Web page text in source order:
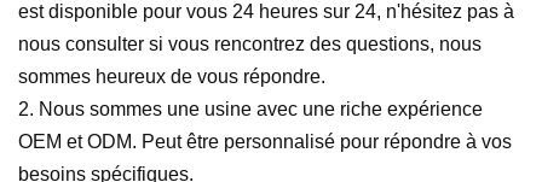
est disponible pour vous 24 heures sur 24, n'hésitez pas à
nous consulter si vous rencontrez des questions, nous
sommes heureux de vous répondre.
2. Nous sommes une usine avec une riche expérience
OEM et ODM. Peut être personnalisé pour répondre à vos
besoins spécifiques.